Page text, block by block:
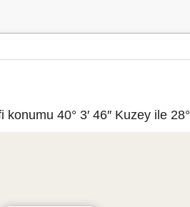
40° 3′ 46″ Kuzey ile